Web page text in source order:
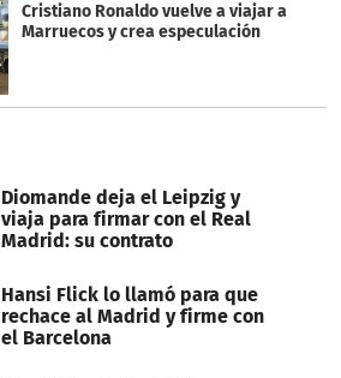
Cristiano Ronaldo vuelve a viajar a
Marruecos y crea especulación
Diomande deja el Leipzig y
viaja para firmar con el Real
Madrid: su contrato
Hansi Flick lo llamó para que
rechace al Madrid y firme con
el Barcelona